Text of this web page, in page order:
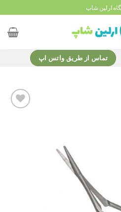
ارلین شاپ
تماس از طریق واتس اپ